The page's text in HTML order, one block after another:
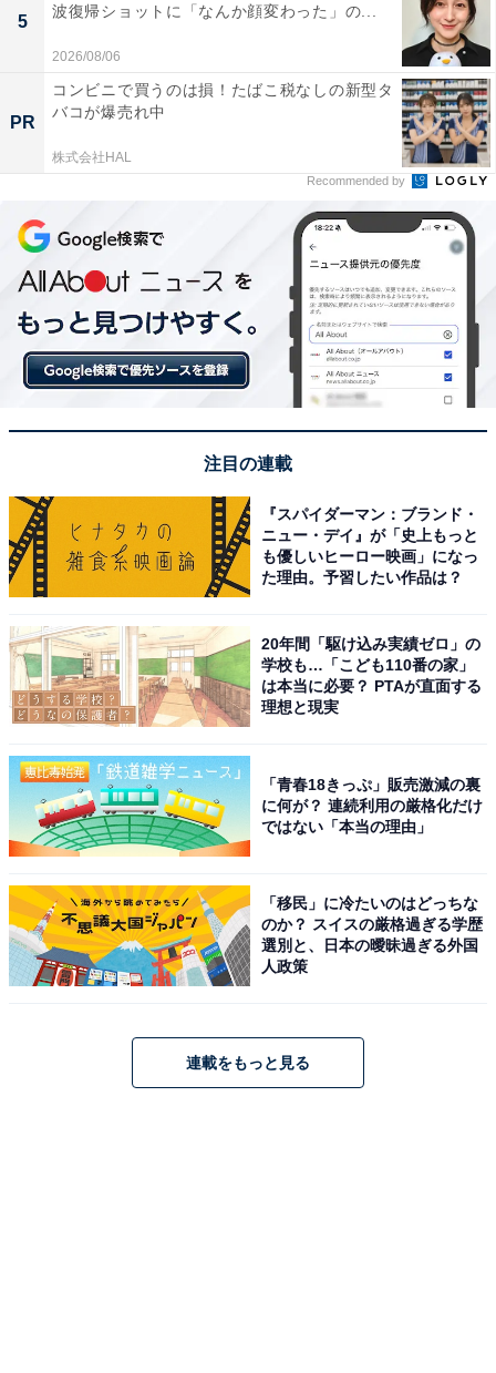
5
波復帰ショットに「なんか顔変わった」の...
2026/08/06
PR
コンビニで買うのは損！たばこ税なしの新型タ
バコが爆売れ中
株式会社HAL
Recommended by
注目の連載
『スパイダーマン：ブランド・
ニュー・デイ』が「史上もっと
も優しいヒーロー映画」になっ
た理由。予習したい作品は？
20年間「駆け込み実績ゼロ」の
学校も…「こども110番の家」
は本当に必要？ PTAが直面する
理想と現実
「青春18きっぷ」販売激減の裏
に何が？ 連続利用の厳格化だけ
ではない「本当の理由」
「移民」に冷たいのはどっちな
のか？ スイスの厳格過ぎる学歴
選別と、日本の曖昧過ぎる外国
人政策
連載をもっと見る